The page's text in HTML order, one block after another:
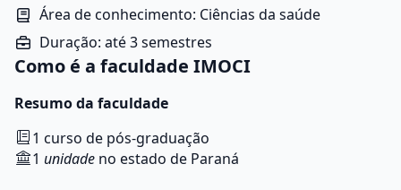
Área de conhecimento: Ciências da saúde
Duração: até 3 semestres
Como é a faculdade IMOCI
Resumo da faculdade
1 curso de pós-graduação
1 unidade no estado de Paraná